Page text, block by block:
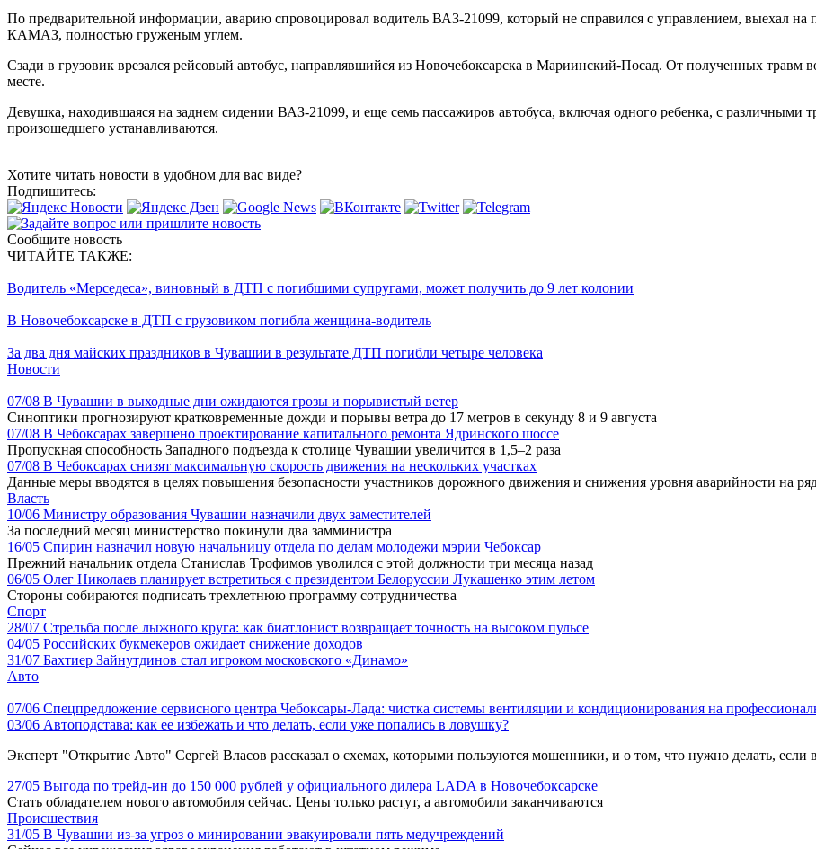
По предварительной информации, аварию спровоцировал водитель ВАЗ-21099, который не справился с управлением, выехал на
КАМАЗ, полностью груженым углем.
Сзади в грузовик врезался рейсовый автобус, направлявшийся из Новочебоксарска в Мариинский-Посад. От полученных травм
месте.
Девушка, находившаяся на заднем сидении ВАЗ-21099, и еще семь пассажиров автобуса, включая одного ребенка, с различными
произошедшего устанавливаются.
Хотите читать новости в удобном для вас виде?
Подпишитесь:
Сообщите новость
ЧИТАЙТЕ ТАКЖЕ:
Водитель «Мерседеса», виновный в ДТП с погибшими супругами, может получить до 9 лет колонии
В Новочебоксарске в ДТП с грузовиком погибла женщина-водитель
За два дня майских праздников в Чувашии в результате ДТП погибли четыре человека
Новости
07/08 В Чувашии в выходные дни ожидаются грозы и порывистый ветер
Синоптики прогнозируют кратковременные дожди и порывы ветра до 17 метров в секунду 8 и 9 августа
07/08 В Чебоксарах завершено проектирование капитального ремонта Ядринского шоссе
Пропускная способность Западного подъезда к столице Чувашии увеличится в 1,5–2 раза
07/08 В Чебоксарах снизят максимальную скорость движения на нескольких участках
Данные меры вводятся в целях повышения безопасности участников дорожного движения и снижения уровня аварийности на
Власть
10/06 Министру образования Чувашии назначили двух заместителей
За последний месяц министерство покинули два замминистра
16/05 Спирин назначил новую начальницу отдела по делам молодежи мэрии Чебоксар
Прежний начальник отдела Станислав Трофимов уволился с этой должности три месяца назад
06/05 Олег Николаев планирует встретиться с президентом Белоруссии Лукашенко этим летом
Стороны собираются подписать трехлетнюю программу сотрудничества
Спорт
28/07 Стрельба после лыжного круга: как биатлонист возвращает точность на высоком пульсе
04/05 Российских букмекеров ожидает снижение доходов
31/07 Бахтиер Зайнутдинов стал игроком московского «Динамо»
Авто
07/06 Спецпредложение сервисного центра Чебоксары-Лада: чистка системы вентиляции и кондиционирования на
03/06 Автоподстава: как ее избежать и что делать, если уже попались в ловушку?
Эксперт "Открытие Авто" Сергей Власов рассказал о схемах, которыми пользуются мошенники, и о том, что нужно делать, если
27/05 Выгода по трейд-ин до 150 000 рублей у официального дилера LADA в Новочебоксарске
Стать обладателем нового автомобиля сейчас. Цены только растут, а автомобили заканчиваются
Происшествия
31/05 В Чувашии из-за угроз о минировании эвакуировали пять медучреждений